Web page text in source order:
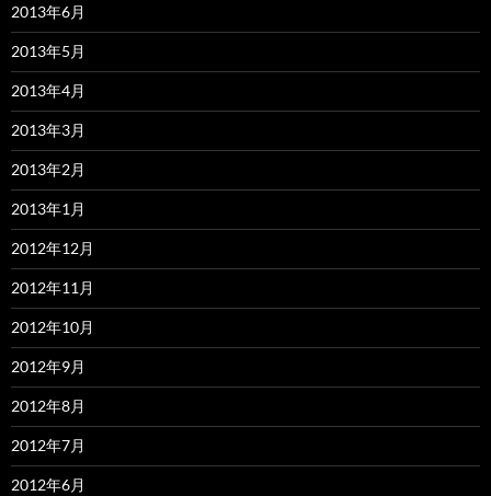
2013年6月
2013年5月
2013年4月
2013年3月
2013年2月
2013年1月
2012年12月
2012年11月
2012年10月
2012年9月
2012年8月
2012年7月
2012年6月